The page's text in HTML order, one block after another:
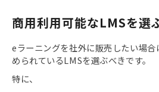
商用利用可能なLMSを選
eラーニングを社外に販売したい場
められているLMSを選ぶべきです。
特に、